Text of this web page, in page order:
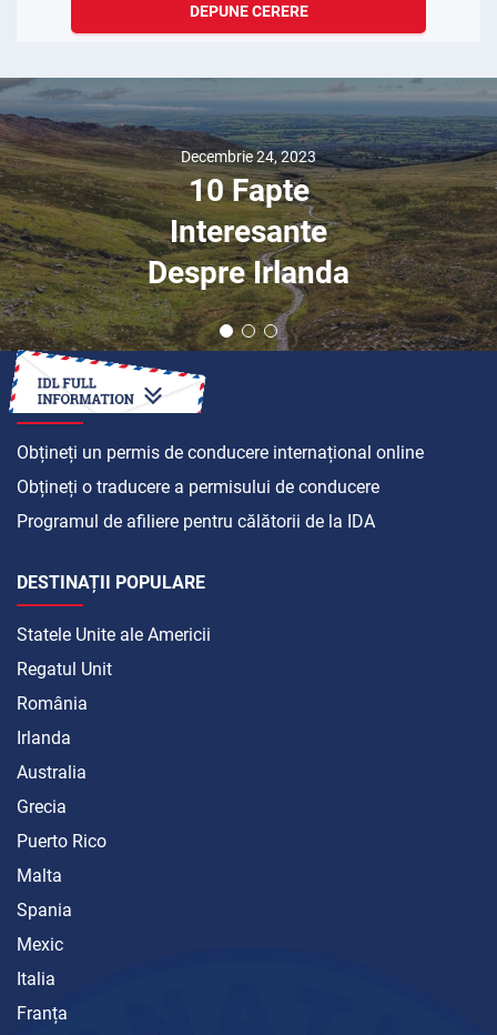
DEPUNE CERERE
Decembrie 24, 2023
10 Fapte
Interesante
Despre Irlanda
CUM SĂ
Obțineți un permis de conducere internațional online
Obțineți o traducere a permisului de conducere
Programul de afiliere pentru călătorii de la IDA
DESTINAȚII POPULARE
Statele Unite ale Americii
Regatul Unit
România
Irlanda
Australia
Grecia
Puerto Rico
Malta
Spania
Mexic
Italia
Franța